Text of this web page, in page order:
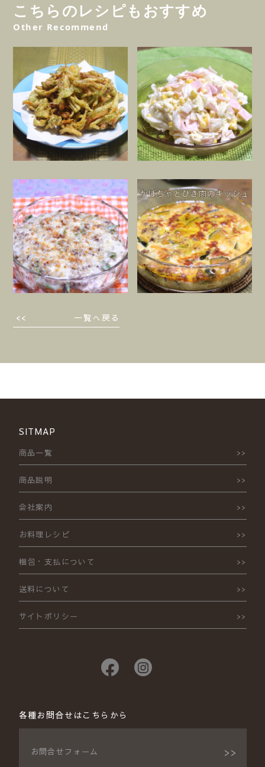
こちらのレシピもおすすめ
Other Recommend
一覧へ戻る
SITMAP
商品一覧
商品説明
会社案内
お料理レシピ
梱包・支払について
送料について
サイトポリシー
各種お問合せはこちらから
お問合せフォーム